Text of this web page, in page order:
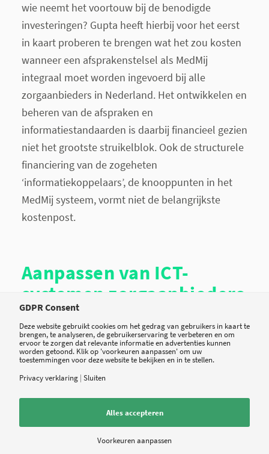
wie neemt het voortouw bij de benodigde
investeringen? Gupta heeft hierbij voor het eerst
in kaart proberen te brengen wat het zou kosten
wanneer een afsprakenstelsel als MedMij
integraal moet worden ingevoerd bij alle
zorgaanbieders in Nederland. Het ontwikkelen en
beheren van de afspraken en
informatiestandaarden is daarbij financieel gezien
niet het grootste struikelblok. Ook de structurele
financiering van de zogeheten
‘informatiekoppelaars’, de knooppunten in het
MedMij systeem, vormt niet de belangrijkste
kostenpost.
Aanpassen van ICT-
systemen zorgaanbieders
grootste investering
Volgens Gupta is veruit de grootsteeenmalige
Nederlandse ziekenhuizen, huisartsen en
koppeling met de MedMij standaarden. Dat is een
eenmalige kostenpost van meer dan een half
GDPR Consent
Deze website gebruikt cookies om het gedrag van gebruikers in kaart te
brengen, te analyseren, de gebruikerservaring te verbeteren en om
ervoor te zorgen dat relevante informatie en advertenties kunnen
worden getoond. Klik op 'voorkeuren aanpassen' om uw
toestemmingen voor deze website te bekijken en in te stellen.
Privacy verklaring | Sluiten
Alles accepteren
Voorkeuren aanpassen